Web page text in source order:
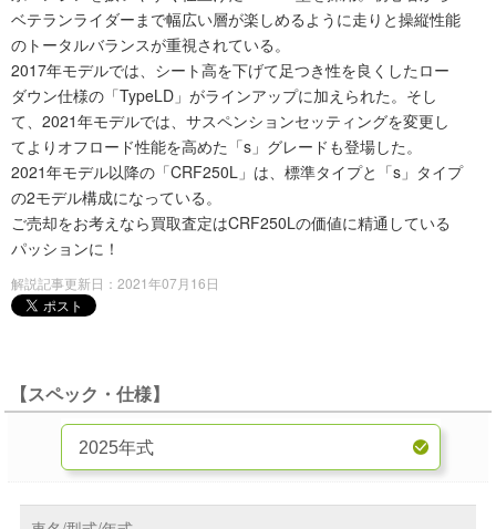
ベテランライダーまで幅広い層が楽しめるように走りと操縦性能
のトータルバランスが重視されている。
2017年モデルでは、シート高を下げて足つき性を良くしたロー
ダウン仕様の「TypeLD」がラインアップに加えられた。そし
て、2021年モデルでは、サスペンションセッティングを変更し
てよりオフロード性能を高めた「s」グレードも登場した。
2021年モデル以降の「CRF250L」は、標準タイプと「s」タイプ
の2モデル構成になっている。
ご売却をお考えなら買取査定はCRF250Lの価値に精通している
パッションに！
解説記事更新日：2021年07月16日
【スペック・仕様】